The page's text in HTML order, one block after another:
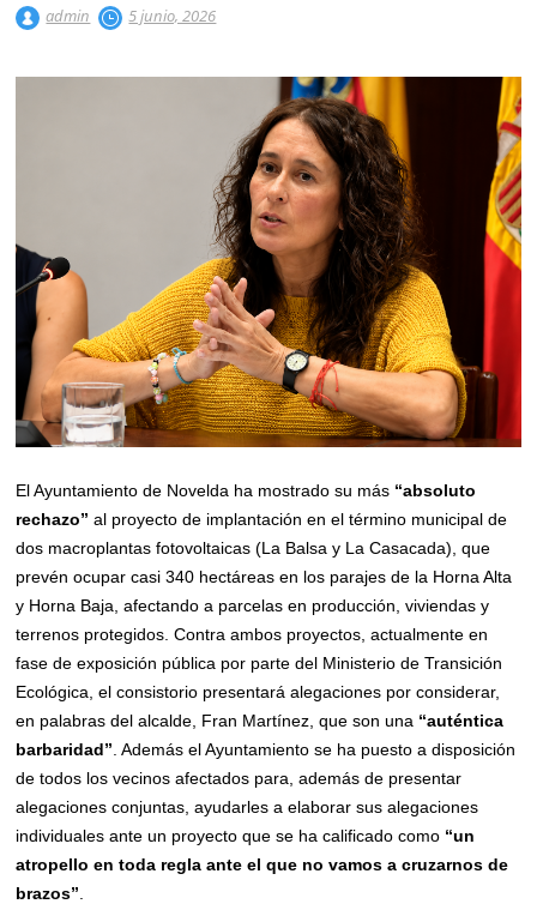
admin 5 junio, 2026
El Ayuntamiento de Novelda ha mostrado su más “absoluto
rechazo” al proyecto de implantación en el término municipal de
dos macroplantas fotovoltaicas (La Balsa y La Casacada), que
prevén ocupar casi 340 hectáreas en los parajes de la Horna Alta
y Horna Baja, afectando a parcelas en producción, viviendas y
terrenos protegidos. Contra ambos proyectos, actualmente en
fase de exposición pública por parte del Ministerio de Transición
Ecológica, el consistorio presentará alegaciones por considerar,
en palabras del alcalde, Fran Martínez, que son una “auténtica
barbaridad”. Además el Ayuntamiento se ha puesto a disposición
de todos los vecinos afectados para, además de presentar
alegaciones conjuntas, ayudarles a elaborar sus alegaciones
individuales ante un proyecto que se ha calificado como “un
atropello en toda regla ante el que no vamos a cruzarnos de
brazos”.